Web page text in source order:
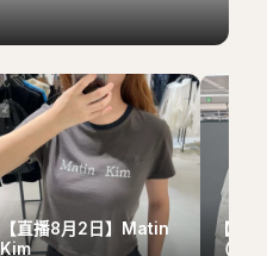
【直播8月2日】Matin
Kim
【直
（